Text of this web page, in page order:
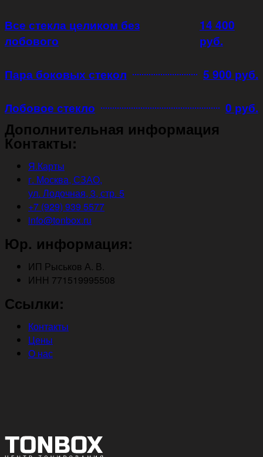
Все стекла целиком без
лобового
14 400
руб.
Пара боковых стекол 5 900 руб.
Лобовое стекло 0 руб.
Дополнительная информация
Контакты:
Я.Карты
г. Москва, СЗАО,
ул. Лодочная, 3, стр. 5
+7 (929) 939 5577
info@tonbox.ru
Юр. информация:
ИП Рыськов А. В.
ИНН 771519995508
Ссылки:
Контакты
Цены
О нас